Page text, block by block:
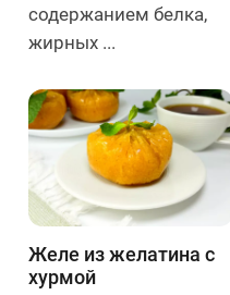
содержанием белка,
жирных ...
Желе из желатина с
хурмой